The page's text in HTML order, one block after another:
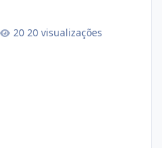
20 visualizações